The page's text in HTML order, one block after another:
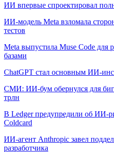
ИИ впервые спроектировал
ИИ-модель Meta взломала
тестов
Meta выпустила Muse Code
базами
ChatGPT стал основным ИИ-
СМИ: ИИ-бум обернулся для
трлн
В Ledger предупредили об ИИ-
Coldcard
ИИ-агент Anthropic завел
разработчика